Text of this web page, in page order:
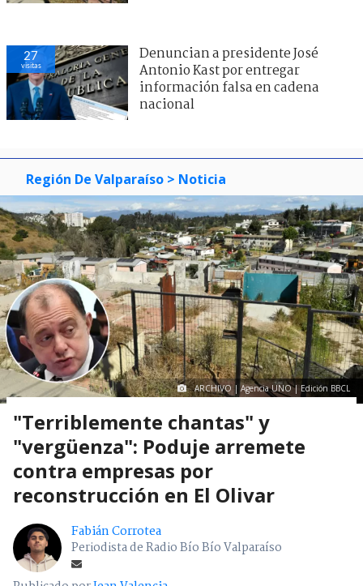
27
visitas
Denuncian a presidente José
Antonio Kast por entregar
información falsa en cadena
nacional
Región De Valparaíso > Noticia
ARCHIVO | Agencia UNO | Edición BBCL
"Terriblemente chantas" y
"vergüenza": Poduje arremete
contra empresas por
reconstrucción en El Olivar
Fabián Corrotea
Periodista de Radio Bío Bío Valparaíso